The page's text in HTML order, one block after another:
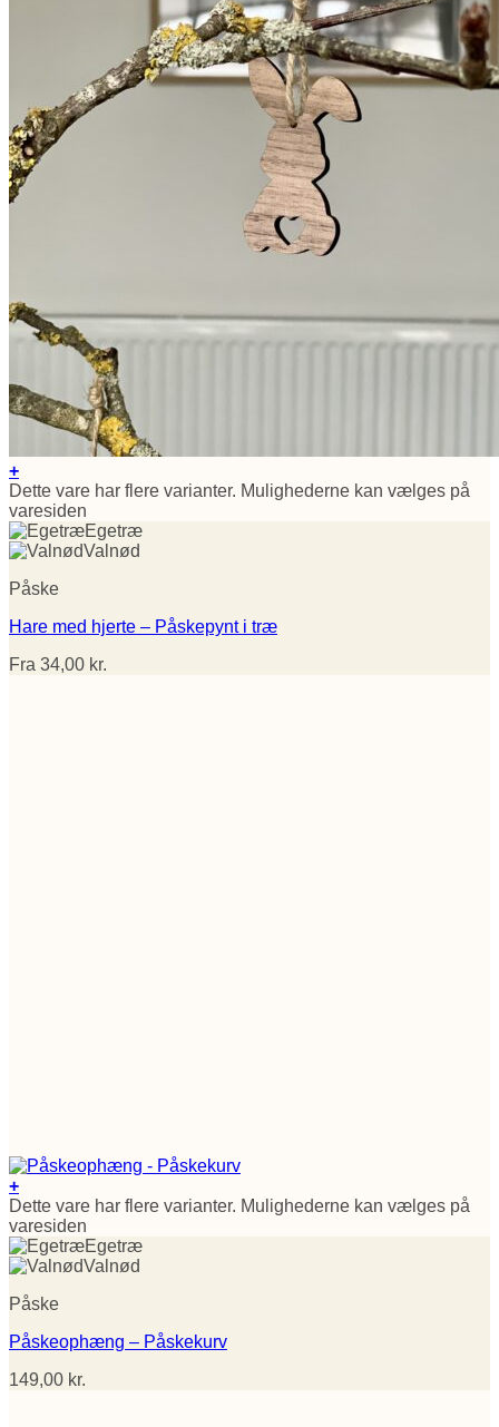
+
Dette vare har flere varianter. Mulighederne kan vælges på
varesiden
Egetræ
Valnød
Påske
Hare med hjerte – Påskepynt i træ
Fra 34,00 kr.
+
Dette vare har flere varianter. Mulighederne kan vælges på
varesiden
Egetræ
Valnød
Påske
Påskeophæng – Påskekurv
149,00 kr.